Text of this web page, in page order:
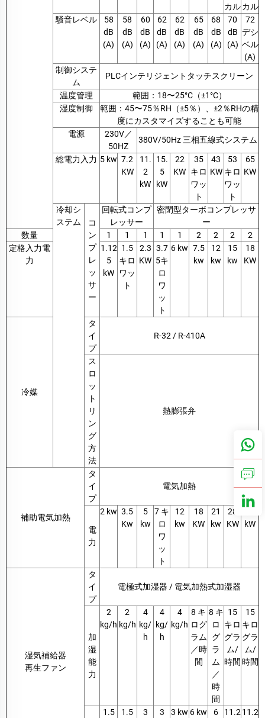
カルカル
騒音レベル
58
dB
(A)
58
dB
(A)
60
dB
(A)
62
dB
(A)
62
dB
(A)
65
dB
(A)
68
dB
(A)
70
dB
(A)
72
デシ
ベル
(A)
制御システ
ム
PLCインテリジェントタッチスクリーン
温度管理
範囲：18〜25°C（±1°C）
湿度制御
範囲：45〜75％RH（±5％）、±2％RHの精
度にカスタマイズすることも可能
電源
230V／
50HZ
380V/50Hz 三相五線式システム
総電力入力 5 kw 7.2
KW
11.
2
kW
15.
5
kW
22
KW
35
キロ
ワッ
ト
43
KW
53
キロ
ワッ
ト
65
KW
冷却シ
ステム
コ
ン
プ
レ
ッ
サ
ー
回転式コンプ
レッサー
密閉型ターボコンプレッサ
ー
数量
1 1 1 1 1 2 2 2
2
定格入力電
力
1.12
5
kW
1.5
キロ
ワッ
ト
2.3
KW
3.7
5キ
ロ
ワ
ッ
ト
6 kw 7.5
kw
12
kw
15
kw
18
KW
冷媒
タ
イ
プ
R-32 / R-410A
ス
ロ
ッ
ト
リ
ン
グ
方
法
熱膨張弁
補助電気加熱
タ
イ
プ
電気加熱
電
力
2 kw 3.5
Kw
5
kw
7 キ
ロ
ワ
ッ
ト
12
kw
18
KW
21
kw
28
KW
kW
湿気補給器
再生ファン
タ
イ
プ
電極式加湿器 / 電気加熱式加湿器
加
湿
能
力
2
kg/h
2
kg/h
4
kg/
h
4
kg/
h
4
kg/h
8 キ
ログ
ラム
／時
間
8 キ
ロ
グ
ラ
ム
／
時
間
15
キロ
グラ
ム/
時間
15
キロ
グラ
ム/
時間
1.5
1.5
3
3
3 kw 6 kw
6
11.211.2